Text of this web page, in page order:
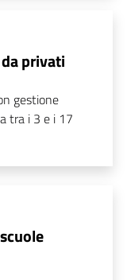
privati
gestione
tra i 3 e i 17